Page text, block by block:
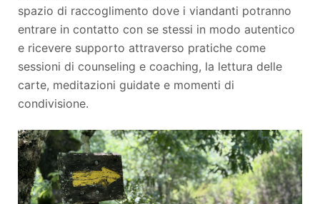
spazio di raccoglimento dove i viandanti potranno
entrare in contatto con se stessi in modo autentico
e ricevere supporto attraverso pratiche come
sessioni di counseling e coaching, la lettura delle
carte, meditazioni guidate e momenti di
condivisione.